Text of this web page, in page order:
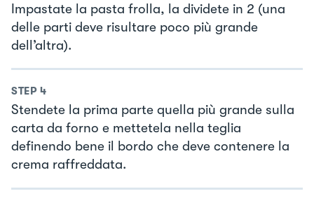
Impastate la pasta frolla, la dividete in 2 (una
delle parti deve risultare poco più grande
dell’altra).
STEP 4
Stendete la prima parte quella più grande sulla
carta da forno e mettetela nella teglia
definendo bene il bordo che deve contenere la
crema raffreddata.